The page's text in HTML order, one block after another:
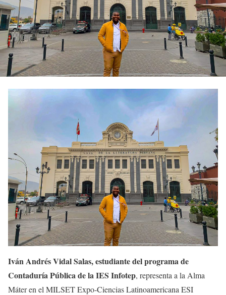
Iván Andrés Vidal Salas, estudiante del programa de
Contaduría Pública de la IES Infotep, representa a la Alma
Máter en el MILSET Expo-Ciencias Latinoamericana ESI